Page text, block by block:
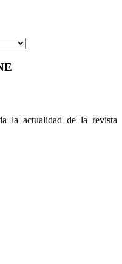
la actualidad de la revista